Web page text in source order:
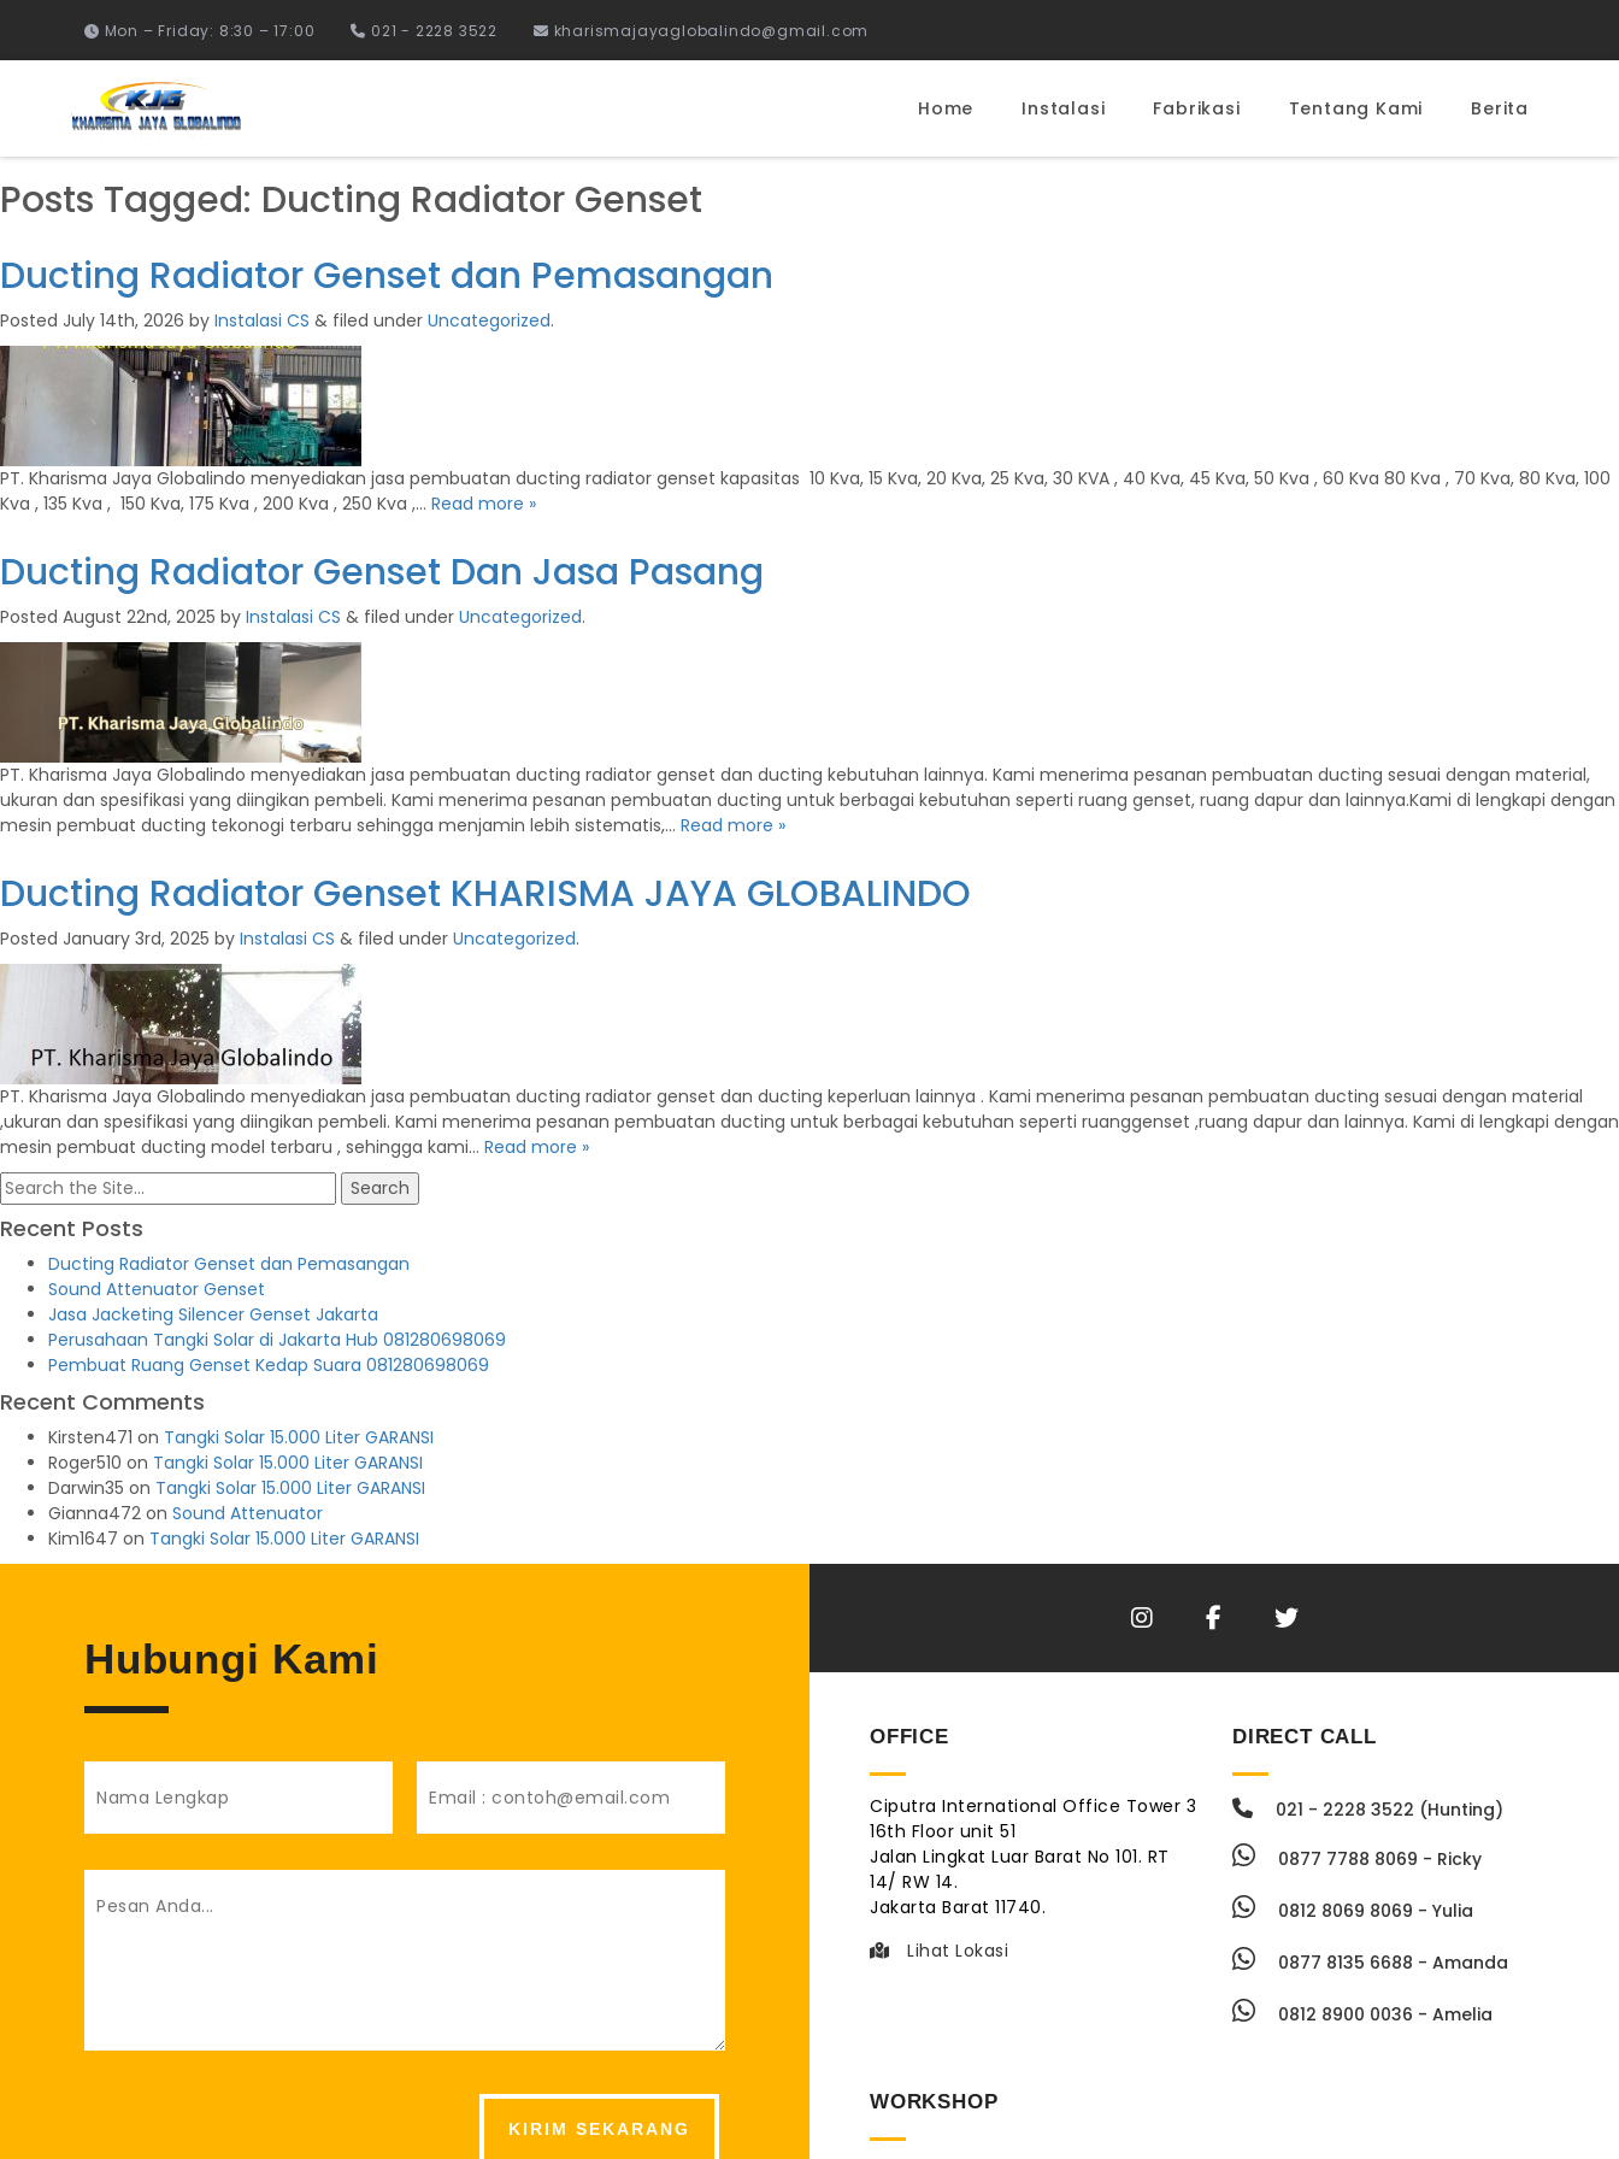
Mon – Friday: 8:30 – 17:00 021 - 2228 3522 kharismajayaglobalindo@gmail.com
Home Instalasi Fabrikasi Tentang Kami Berita
Posts Tagged: Ducting Radiator Genset
Ducting Radiator Genset dan Pemasangan
Posted July 14th, 2026 by Instalasi CS & filed under Uncategorized.
PT. Kharisma Jaya Globalindo menyediakan jasa pembuatan ducting radiator genset kapasitas 10 Kva, 15 Kva, 20 Kva, 25 Kva, 30 KVA , 40 Kva, 45 Kva, 50 Kva , 60 Kva 80 Kva , 70 Kva, 80 Kva, 100
Kva , 135 Kva , 150 Kva, 175 Kva , 200 Kva , 250 Kva ,… Read more »
Ducting Radiator Genset Dan Jasa Pasang
Posted August 22nd, 2025 by Instalasi CS & filed under Uncategorized.
PT. Kharisma Jaya Globalindo menyediakan jasa pembuatan ducting radiator genset dan ducting kebutuhan lainnya. Kami menerima pesanan pembuatan ducting sesuai dengan material,
ukuran dan spesifikasi yang diingikan pembeli. Kami menerima pesanan pembuatan ducting untuk berbagai kebutuhan seperti ruang genset, ruang dapur dan lainnya.Kami di lengkapi dengan
mesin pembuat ducting tekonogi terbaru sehingga menjamin lebih sistematis,… Read more »
Ducting Radiator Genset KHARISMA JAYA GLOBALINDO
Posted January 3rd, 2025 by Instalasi CS & filed under Uncategorized.
PT. Kharisma Jaya Globalindo menyediakan jasa pembuatan ducting radiator genset dan ducting keperluan lainnya . Kami menerima pesanan pembuatan ducting sesuai dengan material
,ukuran dan spesifikasi yang diingikan pembeli. Kami menerima pesanan pembuatan ducting untuk berbagai kebutuhan seperti ruanggenset ,ruang dapur dan lainnya. Kami di lengkapi dengan
mesin pembuat ducting model terbaru , sehingga kami… Read more »
Search
for:
Recent Posts
Ducting Radiator Genset dan Pemasangan
Sound Attenuator Genset
Jasa Jacketing Silencer Genset Jakarta
Perusahaan Tangki Solar di Jakarta Hub 081280698069
Pembuat Ruang Genset Kedap Suara 081280698069
Recent Comments
Kirsten471 on Tangki Solar 15.000 Liter GARANSI
Roger510 on Tangki Solar 15.000 Liter GARANSI
Darwin35 on Tangki Solar 15.000 Liter GARANSI
Gianna472 on Sound Attenuator
Kim1647 on Tangki Solar 15.000 Liter GARANSI
Hubungi Kami
OFFICE
Ciputra International Office Tower 3
16th Floor unit 51
Jalan Lingkat Luar Barat No 101. RT
14/ RW 14.
Jakarta Barat 11740.
Lihat Lokasi
DIRECT CALL
021 - 2228 3522 (Hunting)
0877 7788 8069 - Ricky
0812 8069 8069 - Yulia
0877 8135 6688 - Amanda
0812 8900 0036 - Amelia
WORKSHOP